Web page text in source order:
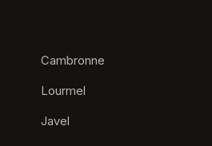
Cambronne
Lourmel
Javel